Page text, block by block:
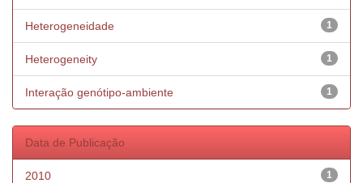
1
Heterogeneidade
1
Heterogeneity
1
Interação genótipo-ambiente
Data de Publicação
1
2010